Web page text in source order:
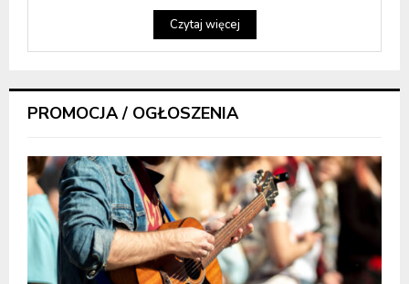
Czytaj więcej
PROMOCJA / OGŁOSZENIA